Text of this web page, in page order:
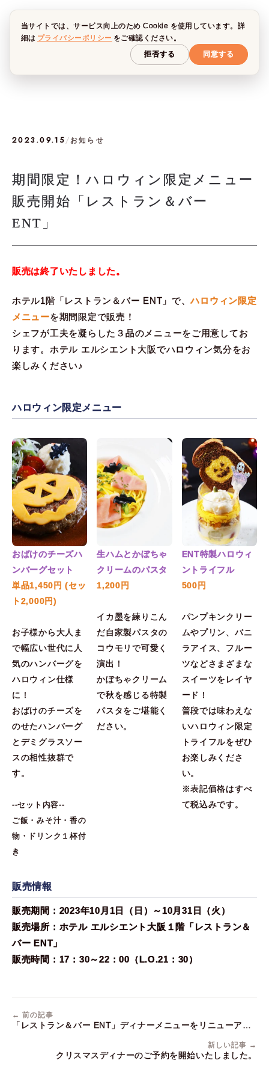
2023.09.15/お知らせ
期間限定！ハロウィン限定メニュー
販売開始「レストラン＆バー
ENT」
販売は終了いたしました。
ホテル1階「レストラン＆バー ENT」で、ハロウィン限定
メニューを期間限定で販売！
シェフが工夫を凝らした３品のメニューをご用意してお
ります。ホテル エルシエント大阪でハロウィン気分をお
楽しみください♪
ハロウィン限定メニュー
おばけのチーズハ
ンバーグセット
単品1,450円 (セッ
ト2,000円)
お子様から大人ま
で幅広い世代に人
気のハンバーグを
ハロウィン仕様
に！
おばけのチーズを
のせたハンバーグ
とデミグラスソー
スの相性抜群で
す。
--セット内容--
ご飯・みそ汁・香の
物・ドリンク１杯付
き
生ハムとかぼちゃ
クリームのパスタ
1,200円
イカ墨を練りこん
だ自家製パスタの
コウモリで可愛く
演出！
かぼちゃクリーム
で秋を感じる特製
パスタをご堪能く
ださい。
ENT特製ハロウィ
ントライフル
500円
パンプキンクリー
ムやプリン、バニ
ラアイス、フルー
ツなどさまざまな
スイーツをレイヤ
ード！
普段では味わえな
いハロウィン限定
トライフルをぜひ
お楽しみくださ
い。
※表記価格はすべ
て税込みです。
販売情報
販売期間：2023年10月1日（日）～10月31日（火）
販売場所：ホテル エルシエント大阪１階「レストラン＆
バー ENT」
販売時間：17：30～22：00（L.O.21：30）
← 前の記事
「レストラン＆バー ENT」ディナーメニューをリニューアル
新しい記事 →
クリスマスディナーのご予約を開始いたしました。
当サイトでは、サービス向上のため Cookie を使用しています。詳
細は プライバシーポリシー をご確認ください。
拒否する
同意する